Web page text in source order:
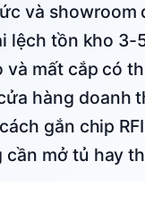
lệch tồn kho
và mất cắp có
hàng doanh
gắn chip
mở tủ hay